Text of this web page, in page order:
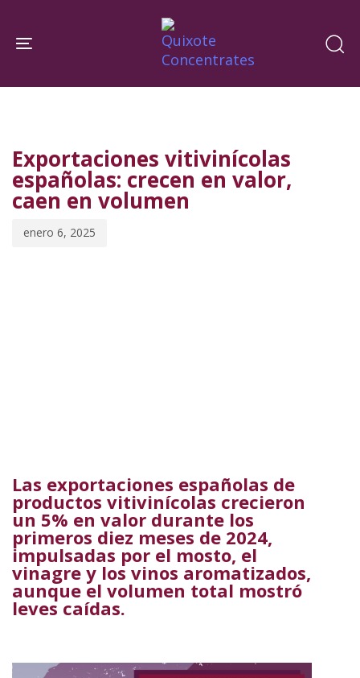
links
navigation
content
Toggle navigation
Exportaciones vitivinícolas
españolas: crecen en valor,
caen en volumen
enero 6, 2025
Las exportaciones españolas de
productos vitivinícolas crecieron
un 5% en valor durante los
primeros diez meses de 2024,
impulsadas por el mosto, el
vinagre y los vinos aromatizados,
aunque el volumen total mostró
leves caídas.